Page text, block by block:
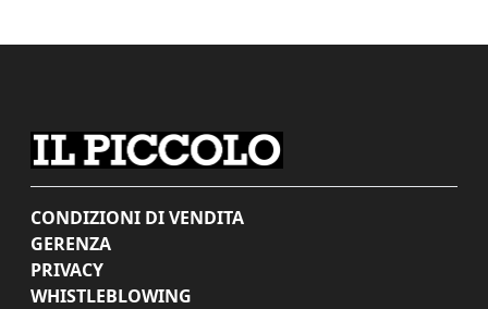
CONDIZIONI DI VENDITA
GERENZA
PRIVACY
WHISTLEBLOWING